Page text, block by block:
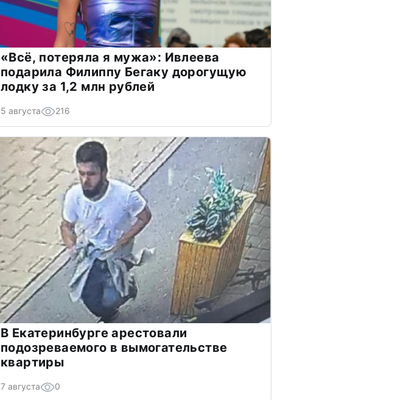
«Всё, потеряла я мужа»: Ивлеева
подарила Филиппу Бегаку дорогущую
лодку за 1,2 млн рублей
5 августа 216
В Екатеринбурге арестовали
подозреваемого в вымогательстве
квартиры
7 августа 0